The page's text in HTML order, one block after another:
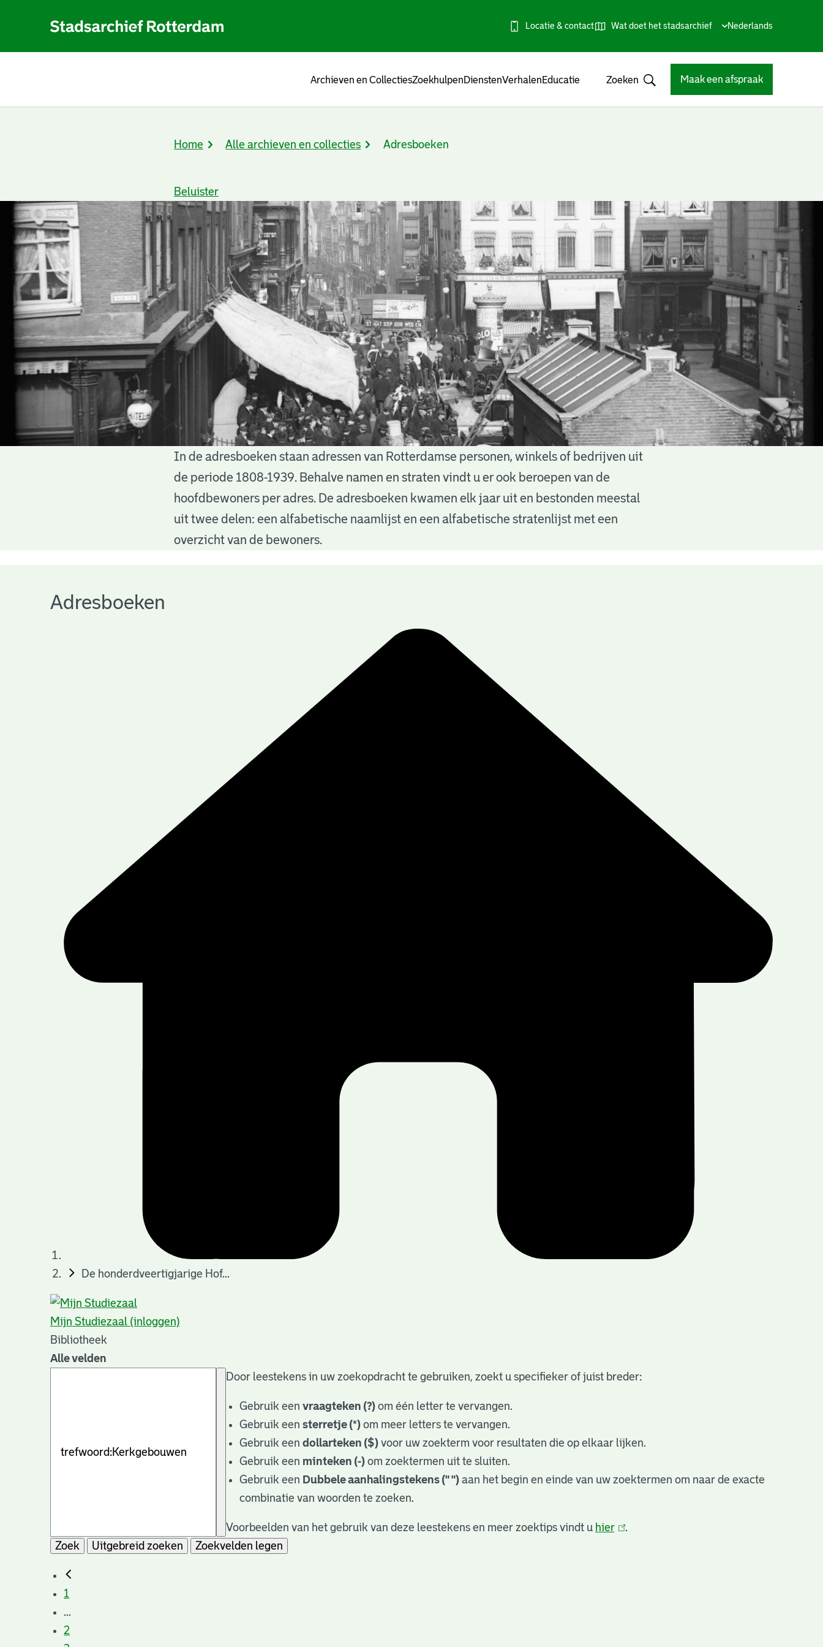
Locatie & contact Wat doet het stadsarchief
Huidige
Nederlands
Archieven en CollectiesZoekhulpenDienstenVerhalenEducatie Zoeken Maak een afspraak
Kruimelpad
Home Alle archieven en collecties Adresboeken
Beluister
AdresboekenIn de adresboeken staan adressen van Rotterdamse personen, winkels of bedrijven uit
de periode 1808-1939. Behalve namen en straten vindt u er ook beroepen van de
hoofdbewoners per adres. De adresboeken kwamen elk jaar uit en bestonden meestal
uit twee delen: een alfabetische naamlijst en een alfabetische stratenlijst met een
overzicht van de bewoners.
Adresboeken
De honderdveertigjarige Hof...
Mijn Studiezaal (inloggen)
Bibliotheek
Alle velden
Door leestekens in uw zoekopdracht te gebruiken, zoekt u specifieker of juist breder:
Gebruik eenvraagteken (?) om één letter te vervangen.
Gebruik eensterretje (*) om meer letters te vervangen.
Gebruik eendollarteken ($) voor uw zoekterm voor resultaten die op elkaar lijken.
Gebruik een minteken (-) om zoektermen uit te sluiten.
Gebruik een Dubbele aanhalingstekens (" ") aan het begin en einde van uw zoektermen om naar de exacte
combinatie van woorden te zoeken.
Voorbeelden van het gebruik van deze leestekens en meer zoektips vindt u hier(link
.
Zoek
Uitgebreid zoeken Zoekvelden legen
1
...
2